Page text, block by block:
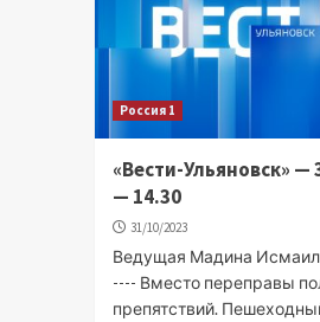
Россия 1
«Вести-Ульяновск» —
— 14.30
31/10/2023
Ведущая Мадина
---- Вместо переправы
препятствий.